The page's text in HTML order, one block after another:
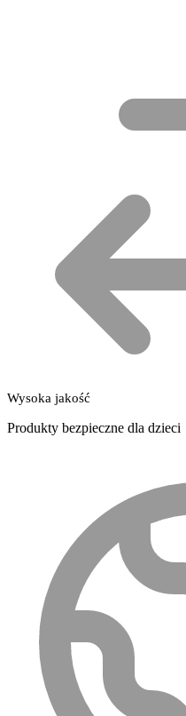
Wysoka jakość
Produkty bezpieczne dla dzieci